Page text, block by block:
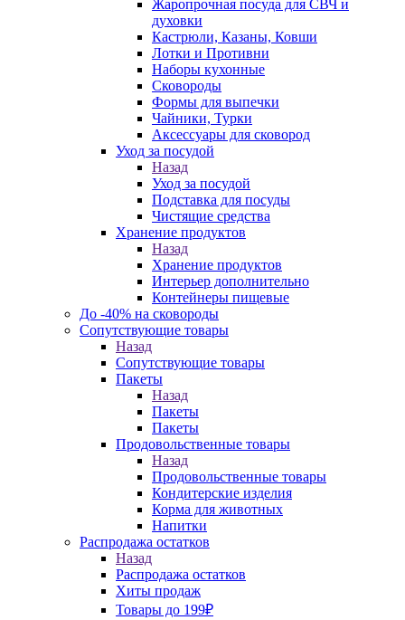
Жаропрочная посуда для СВЧ и
духовки
Кастрюли, Казаны, Ковши
Лотки и Противни
Наборы кухонные
Сковороды
Формы для выпечки
Чайники, Турки
Аксессуары для сковород
Уход за посудой
Назад
Уход за посудой
Подставка для посуды
Чистящие средства
Хранение продуктов
Назад
Хранение продуктов
Интерьер дополнительно
Контейнеры пищевые
До -40% на сковороды
Сопутствующие товары
Назад
Сопутствующие товары
Пакеты
Назад
Пакеты
Пакеты
Продовольственные товары
Назад
Продовольственные товары
Кондитерские изделия
Корма для животных
Напитки
Распродажа остатков
Назад
Распродажа остатков
Хиты продаж
Товары до 199₽